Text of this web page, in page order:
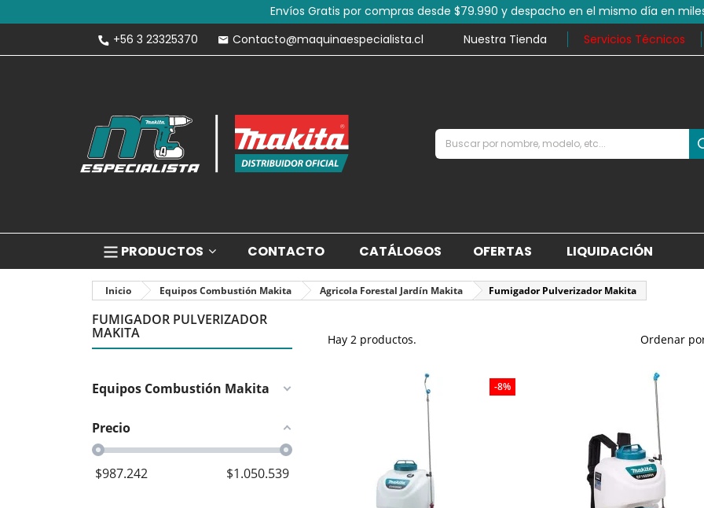
Envíos Gratis por compras desde $79.990 y despacho en el mismo día en
+56 3 23325370
Contacto@maquinaespecialista.cl Nuestra Tienda Servicios Técnicos
PRODUCTOS CONTACTO CATÁLOGOS OFERTAS LIQUIDACIÓN
Inicio Equipos Combustión Makita Agricola Forestal Jardín Makita Fumigador Pulverizador Makita
FUMIGADOR PULVERIZADOR
MAKITA
Equipos Combustión Makita
Precio
$987.242 $1.050.539
Hay 2 productos. Ordenar
-8%